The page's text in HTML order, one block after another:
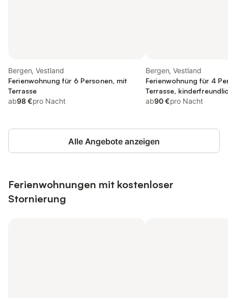
Bergen, Vestland
Ferienwohnung für 6 Personen, mit
Terrasse
ab98 €pro Nacht
Bergen, Vestland
Ferienwohnung für 4
Terrasse,
ab90 €pro Nacht
Alle Angebote anzeigen
Ferienwohnungen mit kostenloser
Stornierung